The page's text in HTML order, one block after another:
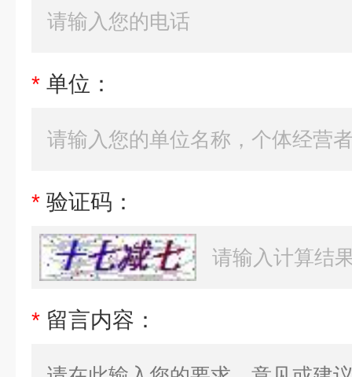
* 单位：
* 验证码：
* 留言内容：